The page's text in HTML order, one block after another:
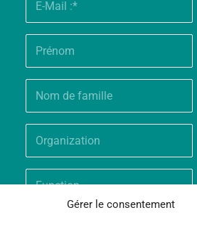
Gérer le consentement